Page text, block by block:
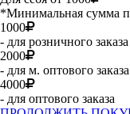
*Минимальная сумма
1000
- для розничного заказа
2000
- для м. оптового заказа
4000
- для оптового заказа